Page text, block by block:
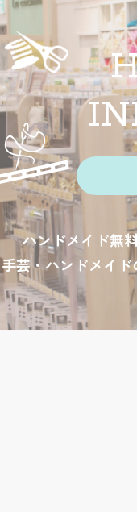
ハンドメイド無
手芸・ハンドメイ